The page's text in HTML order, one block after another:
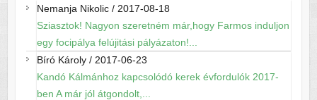
Nemanja Nikolic/ 2017-08-18
Sziasztok! Nagyon szeretném már,hogy Farmos induljon
egy focipálya felújitási pályázaton!...
Bíró Károly/ 2017-06-23
Kandó Kálmánhoz kapcsolódó kerek évfordulók 2017-
ben A már jól átgondolt,...